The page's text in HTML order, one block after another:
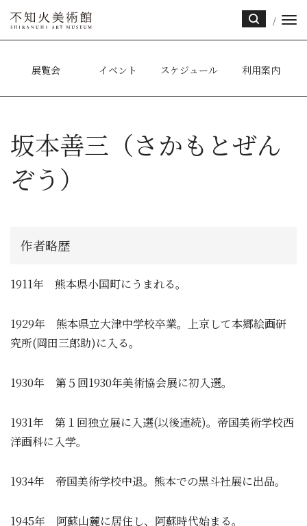
ト内
/
展覧会 イベント スケジュール 利用案内
坂本善三（さかもとぜん
ぞう）
作者略歴
1911年 熊本県小国町にうまれる。
1929年 熊本県立大津中学校卒業。上京して本郷絵画研
究所(岡田三郎助)に入る。
1930年 第５回1930年美術協会展に初入選。
1931年 第１回独立展に入選(以後連続)。帝国美術学校西
洋画科に入学。
1934年 帝国美術学校中退。熊本での黒斗社展に出品。
1945年 阿蘇山麓に居住し、阿蘇時代始まる。